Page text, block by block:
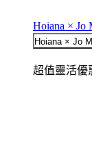
Hoiana × Jo
Hoiana × Jo
超值靈活優